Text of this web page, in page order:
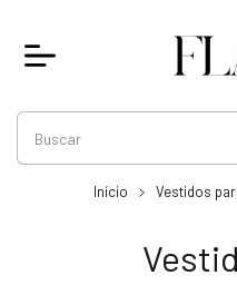
Início Vestidos